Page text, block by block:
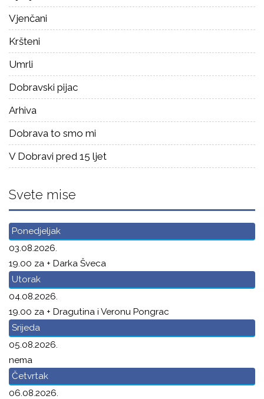
Vjenčani
Kršteni
Umrli
Dobravski pijac
Arhiva
Dobrava to smo mi
V Dobravi pred 15 ljet
Svete mise
Ponedjeljak
03.08.2026.
19.00 za + Darka Šveca
Utorak
04.08.2026.
19.00 za + Dragutina i Veronu Pongrac
Srijeda
05.08.2026.
nema
Četvrtak
06.08.2026.